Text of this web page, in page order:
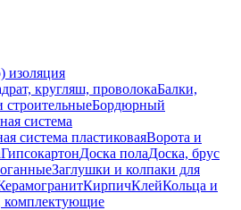
изоляция
кругляш, проволокаБалки,
строительныеБордюрный
система
система пластиковаяВорота и
ГипсокартонДоска полаДоска, брус
Заглушки и колпаки для
КирпичКлейКольца и
комплектующие